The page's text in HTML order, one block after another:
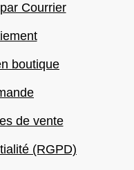
Courrier
boutique
de vente
(RGPD)